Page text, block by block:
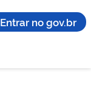
Entrar no gov.br